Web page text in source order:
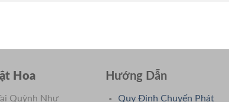
Hoa
Quỳnh Như
Hướng Dẫn
Quy Định Chuyển Phát